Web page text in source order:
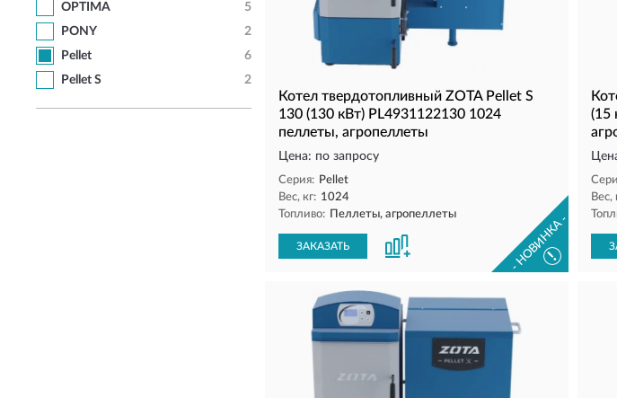
OPTIMA
5
PONY
2
Pellet
6
Pellet S
2
Котел твердотопливный ZOTA Pellet S
130 (130 кВт) PL4931122130 1024
пеллеты, агропеллеты
Цена: по запросу
Серия: Pellet
Вес, кг: 1024
Топливо: Пеллеты, агропеллеты
ЗАКАЗАТЬ - НОВИНКА -
!
(15
Вес,